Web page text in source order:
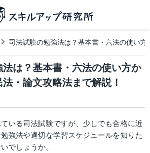
司法試験の勉強法は？基本書・六法の使い
は？基本書・六法の使い方か
・論文攻略法まで解説！
いる司法試験ですが、少しでも合格に近
強法や適切な学習スケジュールを知りた
でしょうか。